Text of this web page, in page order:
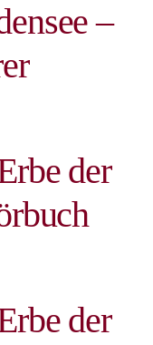
–
der
der